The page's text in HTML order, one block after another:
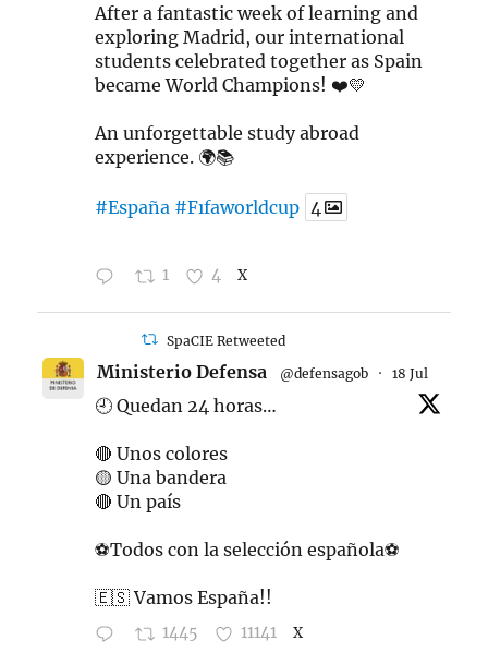
After a fantastic week of learning and
exploring Madrid, our international
students celebrated together as Spain
became World Champions! ❤️💛
An unforgettable study abroad
experience. 🌍📚
#España #Fıfaworldcup 4
1 4 X
SpaCIE Retweeted
Ministerio Defensa @defensagob · 18 Jul
🕘 Quedan 24 horas…
🔴 Unos colores
🟡 Una bandera
🔴 Un país
⚽️Todos con la selección española⚽️
🇪🇸 Vamos España!!
1445 11141 X